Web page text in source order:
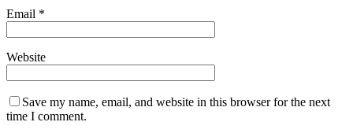
Email *
Website
Save my name, email, and website in this browser for the next
time I comment.